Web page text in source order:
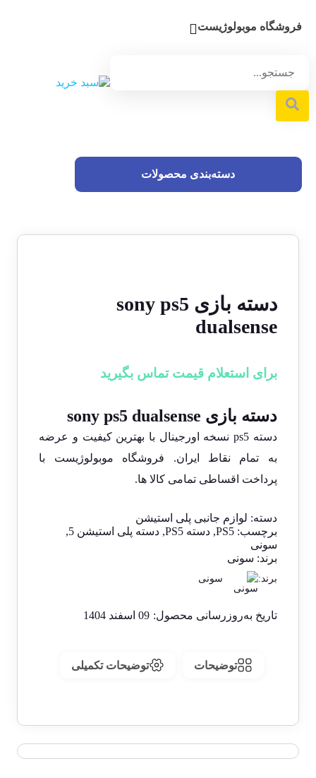
فروشگاه موبولوژیست
دسته‌بندی محصولات
دسته بازی sony ps5
dualsense
برای استعلام قیمت تماس بگیرید
دسته بازی sony ps5 dualsense
دسته ps5 نسخه اورجینال با بهترین کیفیت و عرضه
به تمام نقاط ایران. فروشگاه موبولوژیست با
پرداخت اقساطی تمامی کالا ها.
دسته: لوازم جانبی پلی استیشن
برچسب:PS5
,دسته PS5 ,دسته پلی استیشن 5 ,
سونی
برند: سونی
برند: سونی
تاریخ به‌روزرسانی محصول: 09 اسفند 1404
توضیحات توضیحات تکمیلی